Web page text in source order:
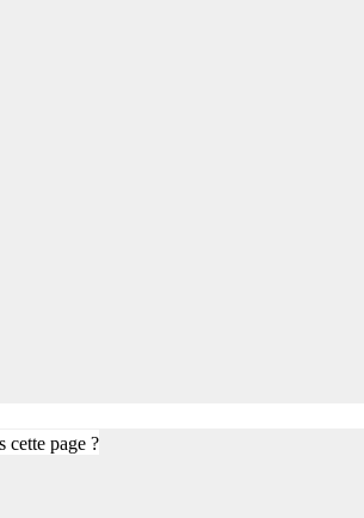
cette page ?